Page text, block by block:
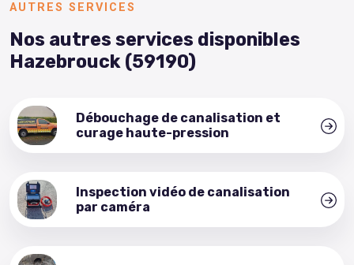
AUTRES SERVICES
Nos autres services disponibles
Hazebrouck (59190)
Débouchage de canalisation et
curage haute-pression
Inspection vidéo de canalisation
par caméra